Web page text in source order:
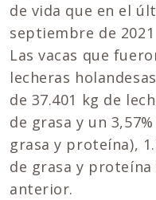
de vida que en el
septiembre de
Las vacas que
lecheras
de 37.401 kg de
de grasa y un
grasa y proteína),
de grasa y
anterior.